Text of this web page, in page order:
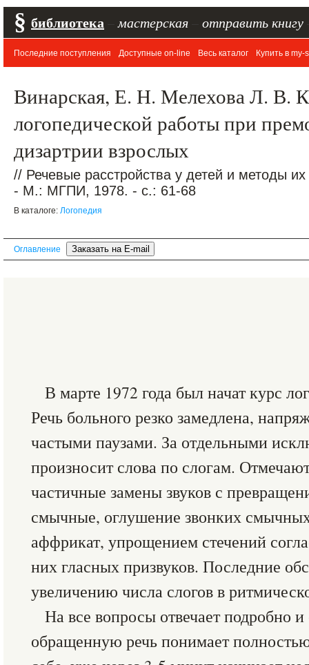
§ библиотека мастерская отправить книгу
Последние поступления Доступные on-line Весь каталог Купить в my-
Винарская, Е. Н. Мелехова Л. В.
логопедической работы при
дизартрии взрослых
// Речевые расстройства у детей и методы
- М.: МГПИ, 1978. - с.: 61-68
В каталоге: Логопедия
Оглавление
В марте 1972 года был начат курс
Речь больного резко замедлена,
частыми паузами. За отдельными
произносит слова по слогам.
частичные замены звуков с
смычные, оглушение звонких
аффрикат, упрощением стечений
них гласных призвуков. Последние
увеличению числа слогов в
На все вопросы отвечает подробно и
обращенную речь понимает